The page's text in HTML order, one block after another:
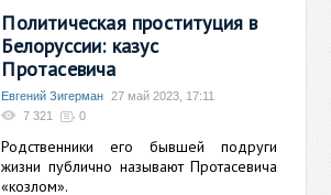
Политическая проституция в
Белоруссии: казус
Протасевича
Евгений Зигерман
27 май 2023, 17:11
7 321
0
Родственники его бывшей подруги
жизни публично называютПротасевича
«козлом».